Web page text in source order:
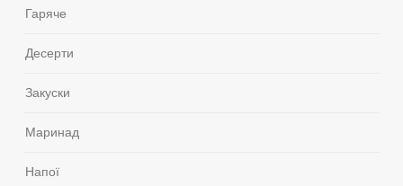
Гаряче
Десерти
Закуски
Маринад
Напої